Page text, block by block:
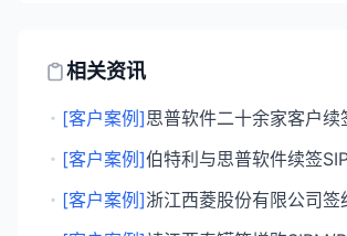
相关资讯
・ [客户案例]
・ [客户案例]
・ [客户案例]